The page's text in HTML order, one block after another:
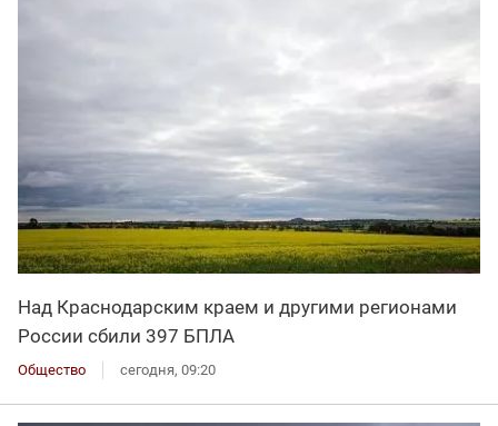
Над Краснодарским краем и другими регионами
России сбили 397 БПЛА
Общество сегодня, 09:20